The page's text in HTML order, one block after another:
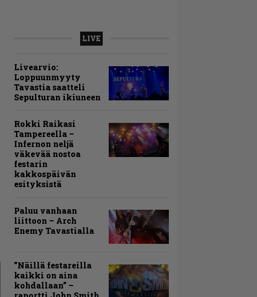
LIVE
Livearvio:
Loppuunmyyty
Tavastia saatteli
Sepulturan ikiuneen
Rokki Raikasi
Tampereella –
Infernon neljä
väkevää nostoa
festarin
kakkospäivän
esityksistä
Paluu vanhaan
liittoon – Arch
Enemy Tavastialla
”Näillä festareilla
kaikki on aina
kohdallaan” –